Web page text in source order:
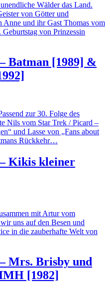
Wälder das Land.
von Götter und
Anne und ihr Gast Thomas vom
Geburtstag von Prinzessin
Batman [1989] &
zur 30. Folge des
Nils vom Star Trek / Picard –
und Lasse von „Fans about
Rückkehr…
Kikis kleiner
mit Artur vom
uns auf den Besen und
in die zauberhafte Welt von
Mrs. Brisby und
[1982]